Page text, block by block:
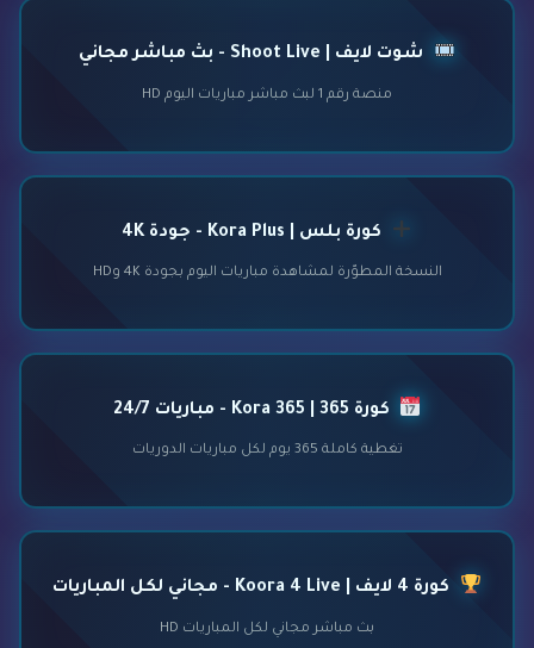
شوت لايف | Shoot Live - بث مباشر مجاني
منصة رقم 1 لبث مباشر مباريات اليوم HD
كورة بلس | Kora Plus - جودة 4K
النسخة المطوّرة لمشاهدة مباريات اليوم بجودة 4K وHD
كورة 365 | Kora 365 - مباريات 24/7
تغطية كاملة 365 يوم لكل مباريات الدوريات
كورة 4 لايف | Koora 4 Live - مجاني لكل المباريات
بث مباشر مجاني لكل المباريات HD